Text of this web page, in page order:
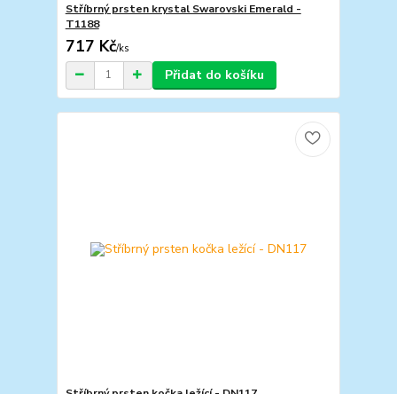
Stříbrný prsten krystal Swarovski Emerald -
T1188
717 Kč/ks
Přidat do košíku